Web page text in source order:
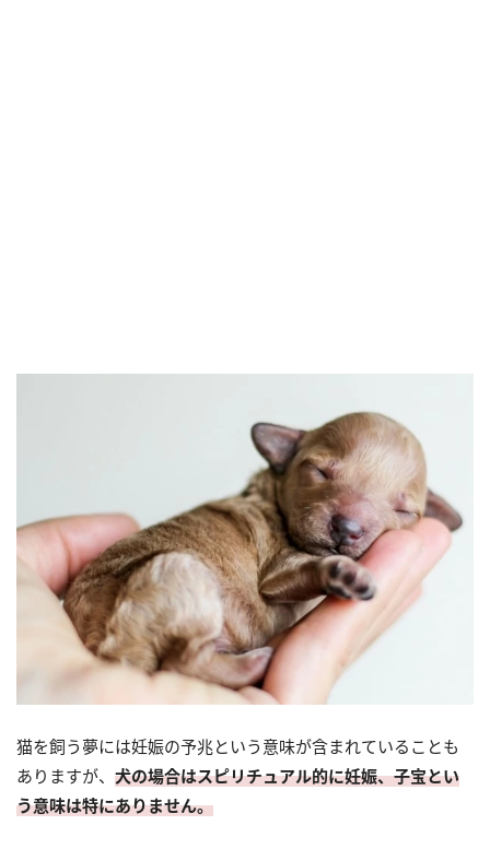
猫を飼う夢には妊娠の予兆という意味が含まれていることも
ありますが、 犬の場合はスピリチュアル的に妊娠、子宝とい
う意味は特にありません。